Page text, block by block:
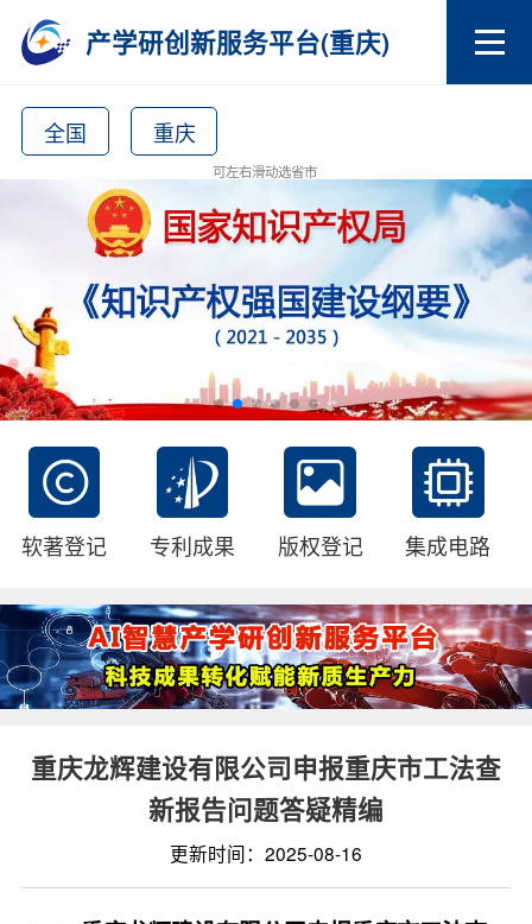
产学研创新服务平台(重庆)
全国 重庆
可左右滑动选省市
软著登记 专利成果 版权登记 集成电路
重庆龙辉建设有限公司申报重庆市工法查
新报告问题答疑精编
更新时间：2025-08-16